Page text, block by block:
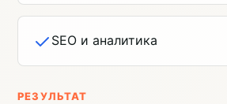
SEO и аналитика
РЕЗУЛЬТАТ